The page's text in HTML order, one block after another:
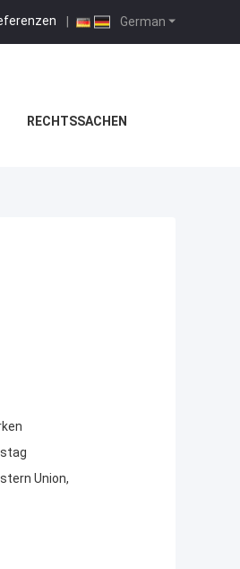
German
|
RECHTSSACHEN
Union,